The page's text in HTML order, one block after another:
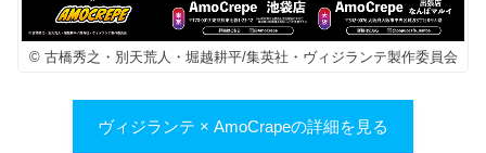
© 古橋秀之・別天荒人・堀越耕平/集英社・ヴィジランテ製作委員会
ヴィジランテ × AmoCrapeの詳細を見る